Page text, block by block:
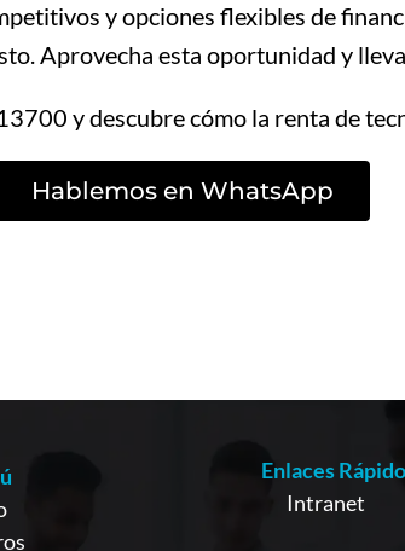
y opciones flexibles de
Aprovecha esta oportunidad y
y descubre cómo la renta de
Hablemos en WhatsApp
Enlaces
Intranet